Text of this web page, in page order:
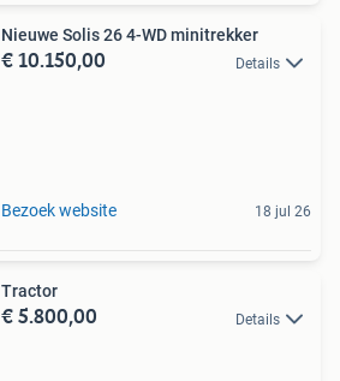
Nieuwe Solis 26 4-WD minitrekker
€ 10.150,00 Details
Bezoek website 18 jul 26
Tractor
€ 5.800,00 Details